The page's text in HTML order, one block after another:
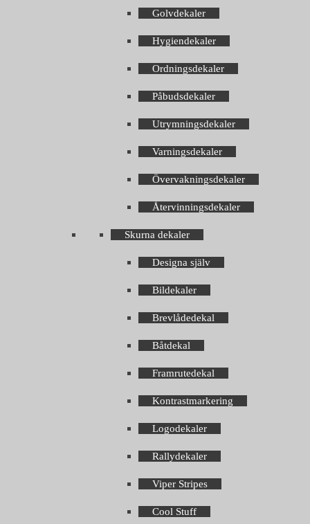
Golvdekaler
Hygiendekaler
Ordningsdekaler
Påbudsdekaler
Utrymningsdekaler
Varningsdekaler
Övervakningsdekaler
Återvinningsdekaler
Skurna dekaler
Designa själv
Bildekaler
Brevlådedekal
Båtdekal
Framrutedekal
Kontrastmarkering
Logodekaler
Rallydekaler
Viper Stripes
Cool Stuff